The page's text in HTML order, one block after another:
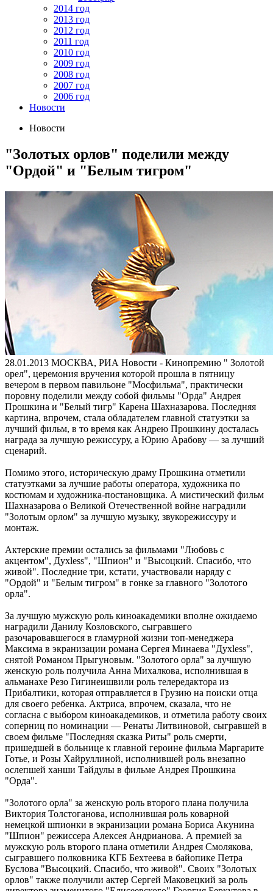
2014 год
2013 год
2012 год
2011 год
2010 год
2009 год
2008 год
2007 год
2006 год
Новости
Новости
"Золотых орлов" поделили между
"Ордой" и "Белым тигром"
28.01.2013 МОСКВА, РИА Новости - Кинопремию " Золотой
орел", церемония вручения которой прошла в пятницу
вечером в первом павильоне "Мосфильма", практически
поровну поделили между собой фильмы "Орда" Андрея
Прошкина и "Белый тигр" Карена Шахназарова. Последняя
картина, впрочем, стала обладателем главной статуэтки за
лучший фильм, в то время как Андрею Прошкину досталась
награда за лучшую режиссуру, а Юрию Арабову — за лучший
сценарий.
Помимо этого, историческую драму Прошкина отметили
статуэтками за лучшие работы оператора, художника по
костюмам и художника-постановщика. А мистический фильм
Шахназарова о Великой Отечественной войне наградили
"Золотым орлом" за лучшую музыку, звукорежиссуру и
монтаж.
Актерские премии остались за фильмами "Любовь с
акцентом", Духless", "Шпион" и "Высоцкий. Спасибо, что
живой". Последние три, кстати, участвовали наряду с
"Ордой" и "Белым тигром" в гонке за главного "Золотого
орла".
За лучшую мужскую роль киноакадемики вполне ожидаемо
наградили Данилу Козловского, сыгравшего
разочаровавшегося в гламурной жизни топ-менеджера
Максима в экранизации романа Сергея Минаева "Духless",
снятой Романом Прыгуновым. "Золотого орла" за лучшую
женскую роль получила Анна Михалкова, исполнившая в
альманахе Резо Гигинеишвили роль телередактора из
Прибалтики, которая отправляется в Грузию на поиски отца
для своего ребенка. Актриса, впрочем, сказала, что не
согласна с выбором киноакадемиков, и отметила работу своих
соперниц по номинации — Ренаты Литвиновой, сыгравшей в
своем фильме "Последняя сказка Риты" роль смерти,
пришедшей в больнице к главной героине фильма Маргарите
Готье, и Розы Хайруллиной, исполнившей роль внезапно
ослепшей ханши Тайдулы в фильме Андрея Прошкина
"Орда".
"Золотого орла" за женскую роль второго плана получила
Виктория Толстоганова, исполнившая роль коварной
немецкой шпионки в экранизации романа Бориса Акунина
"Шпион" режиссера Алексея Андрианова. А премией за
мужскую роль второго плана отметили Андрея Смолякова,
сыгравшего полковника КГБ Бехтеева в байопике Петра
Буслова "Высоцкий. Спасибо, что живой". Своих "Золотых
орлов" также получили актер Сергей Маковецкий за роль